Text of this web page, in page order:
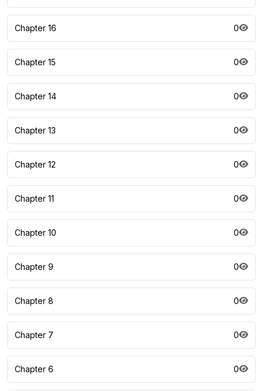
Chapter 16 0
Chapter 15 0
Chapter 14 0
Chapter 13 0
Chapter 12 0
Chapter 11 0
Chapter 10 0
Chapter 9 0
Chapter 8 0
Chapter 7 0
Chapter 6 0